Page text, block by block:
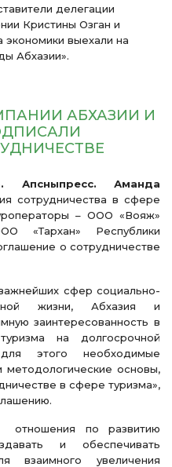
делегации
Кристины Озган и
экономики выехали на
Абхазии».
АБХАЗИИ И
Аманда
сотрудничества в сфере
– ООО «Вояж»
«Тархан» Республики
о сотрудничестве
сфер социально-
жизни, Абхазия и
заинтересованность в
на долгосрочной
этого необходимые
методологические основы,
в сфере туризма»,
по развитию
и обеспечивать
взаимного увеличения